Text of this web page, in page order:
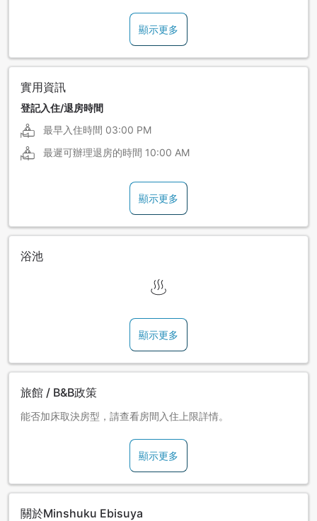
顯示更多
實用資訊
登記入住/退房時間
最早入住時間 03:00 PM
最遲可辦理退房的時間 10:00 AM
顯示更多
浴池
顯示更多
旅館 / B&B政策
能否加床取決房型，請查看房間入住上限詳情。
顯示更多
關於Minshuku Ebisuya